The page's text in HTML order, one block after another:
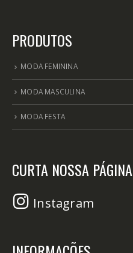
PRODUTOS
MODA FEMININA
MODA MASCULINA
MODA FESTA
CURTA NOSSA PÁGINA
Instagram